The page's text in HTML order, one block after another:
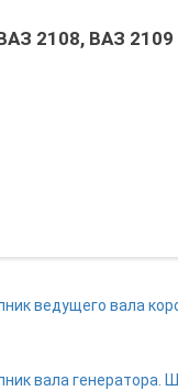
2108, ВАЗ 2109
ведущего вала
вала генератора.